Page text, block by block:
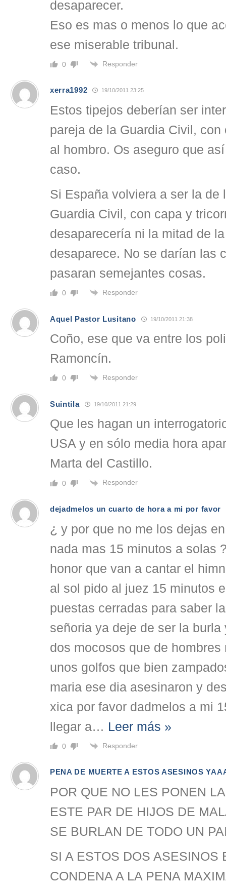
desaparecer.
Eso es mas o menos lo que
ese miserable tribunal.
0 Responder
xerra1992 19/10/2011 23:25
Estos tipejos deberían ser
pareja de la Guardia Civil,
al hombro. Os aseguro que
caso.
Si España volviera a ser la de
Guardia Civil, con capa y
desaparecería ni la mitad de
desaparece. No se darían las
pasaran semejantes cosas.
0 Responder
Aquel Pastor Lusitano 19/10/2011 21:38
Coño, ese que va entre los
Ramoncín.
0 Responder
Suintila 19/10/2011 21:29
Que les hagan un
USA y en sólo media hora
Marta del Castillo.
0 Responder
dejadmelos un cuarto de hora a mi por favor
¿ y por que no me los dejas
nada mas 15 minutos a solas
honor que van a cantar el
al sol pido al juez 15 minutos
puestas cerradas para saber
señoria ya deje de ser la burla
dos mocosos que de
unos golfos que bien
maria ese dia asesinaron y
xica por favor dadmelos a mi
llegar a… Leer más »
0 Responder
PENA DE MUERTE A ESTOS ASESINOS
POR QUE NO LES PONEN
ESTE PAR DE HIJOS DE
SE BURLAN DE TODO UN
SI A ESTOS DOS ASESINOS
CONDENA A LA PENA